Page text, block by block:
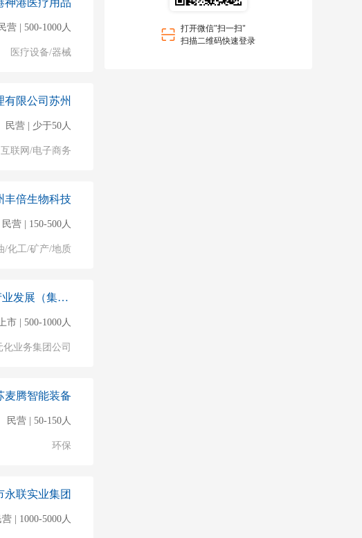
神港医疗用品
营 | 500-1000人
医疗设备/器械
有限公司苏州
民营 | 少于50人
互联网/电子商务
丰倍生物科技
民营 | 150-500人
/化工/矿产/地质
上海德必文化创意产业发展（集团）
市 | 500-1000人
化业务集团公司
麦腾智能装备
民营 | 50-150人
环保
永联实业集团
营 | 1000-5000人
打开微信"扫一扫"
扫描二维码快速登录